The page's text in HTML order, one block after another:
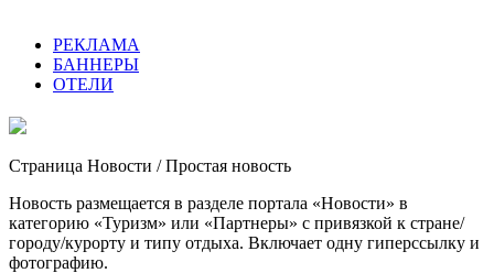
РЕКЛАМА
БАННЕРЫ
ОТЕЛИ
Страница Новости / Простая новость
Новость размещается в разделе портала «Новости» в
категорию «Туризм» или «Партнеры» с привязкой к стране/
городу/курорту и типу отдыха. Включает одну гиперссылку и
фотографию.